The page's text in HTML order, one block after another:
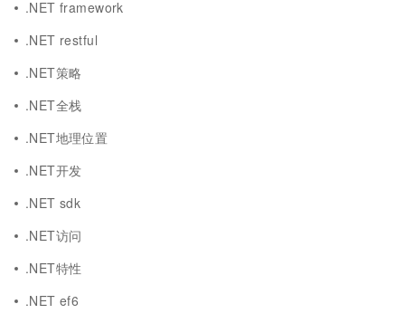
.NET framework
.NET restful
.NET策略
.NET全栈
.NET地理位置
.NET开发
.NET sdk
.NET访问
.NET特性
.NET ef6